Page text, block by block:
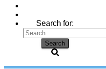
Search for: